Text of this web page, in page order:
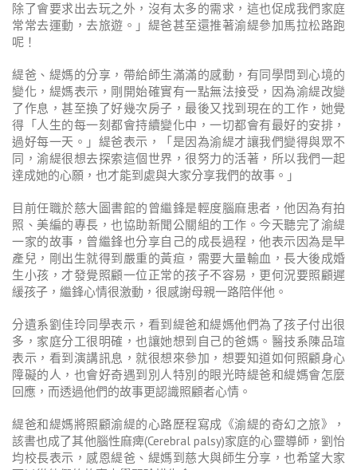
除了會要求出去玩之外，沒有太多的需求，這也促成我們家庭
常常去運動，去旅遊。」緹爸甚至還推著渝緹參加馬拉松路跑
呢！
緹爸、緹媽的分享，帶給師生滿滿的感動，有同學問到心境的
變化，緹媽表示，剛開始確實有一點無法接受，因為渝緹改變
了作息，甚至換了好幾次房子，最後又找到現在的工作，她覺
得「人生的每一刻都會持續變化中，一切都會有最好的安排，
過好每一天。」緹爸表示，「是因為渝緹才讓我們變得與眾不
同，渝緹很想去探索這個世界，很努力的活著，所以我們一起
達成她的心願，也才能到處與大家分享我們的故事。」
目前任職於慈大圖書館的曾繼鋒是輕度腦麻患者，他因為有拍
照、美編的專長，也協助新聞公關組的工作。今天聽完了渝緹
一家的故事，曾繼鋒也分享自己的成長過程，他表示因為是早
產兒，剛出生就得到嚴重的黃疸，需要大量輸血，長大後成婚
生小孩，才發覺照顧一位正常的孩子不容易，更何況要照顧遲
緩孩子，繼鋒心情很激動，很感謝母親一路陪伴他。
分遺系劉佳玲同學表示，看到緹爸和緹媽他們為了孩子付出很
多，家庭分工很明確，也讓她想到自己的爸媽。醫技系陳品瑄
表示，看到演講訊息，就很想來參加，想要知道如何照顧身心
障礙的人，也會好奇遇到別人特別的眼光時緹爸和緹媽會怎麼
回應，而透過他們的故事更認識照顧者心情。
緹爸和緹媽將照顧渝緹的心路歷程寫成《渝緹的奇幻之旅》，
該書也成了其他腦性麻痺(Cerebral palsy)家庭的心靈導師，劉怡
均校長表示，感恩緹爸、緹媽到慈大與師生分享，也希望大家